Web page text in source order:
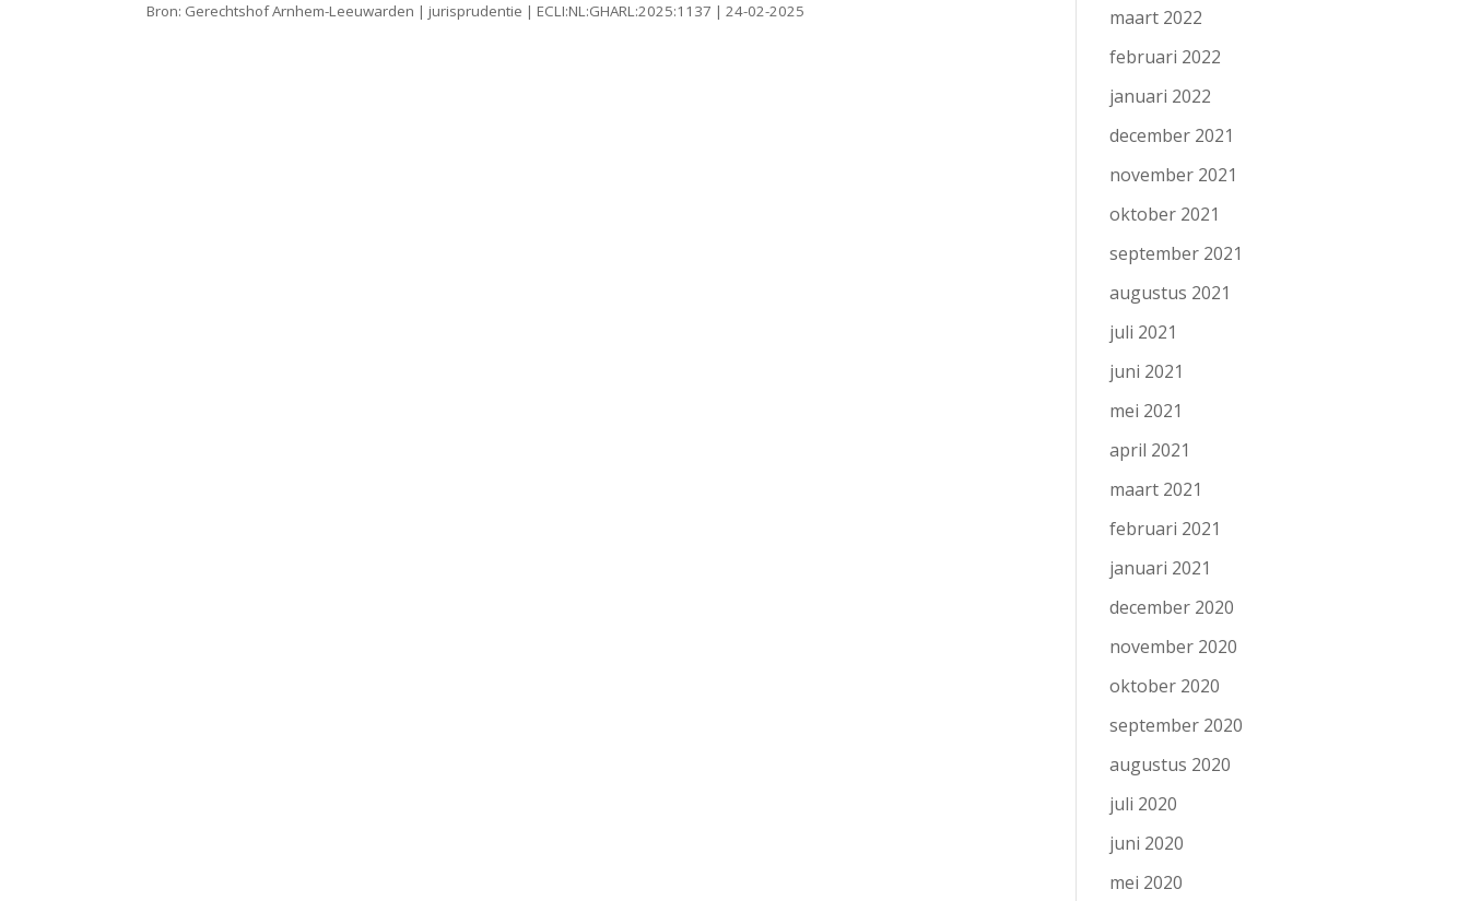
Bron: Gerechtshof Arnhem-Leeuwarden | jurisprudentie | ECLI:NL:GHARL:2025:1137 | 24-02-2025
maart 2022
februari 2022
januari 2022
december 2021
november 2021
oktober 2021
september 2021
augustus 2021
juli 2021
juni 2021
mei 2021
april 2021
maart 2021
februari 2021
januari 2021
december 2020
november 2020
oktober 2020
september 2020
augustus 2020
juli 2020
juni 2020
mei 2020